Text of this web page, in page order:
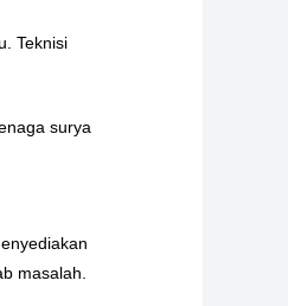
Teknisi
surya
masalah.